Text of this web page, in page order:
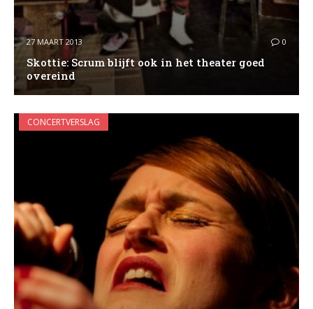
27 MAART 2013 0
Skottie: Scrum blijft ook in het theater goed
overeind
CONCERTVERSLAG